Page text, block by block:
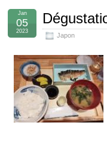
Japon
Jan
05
2023